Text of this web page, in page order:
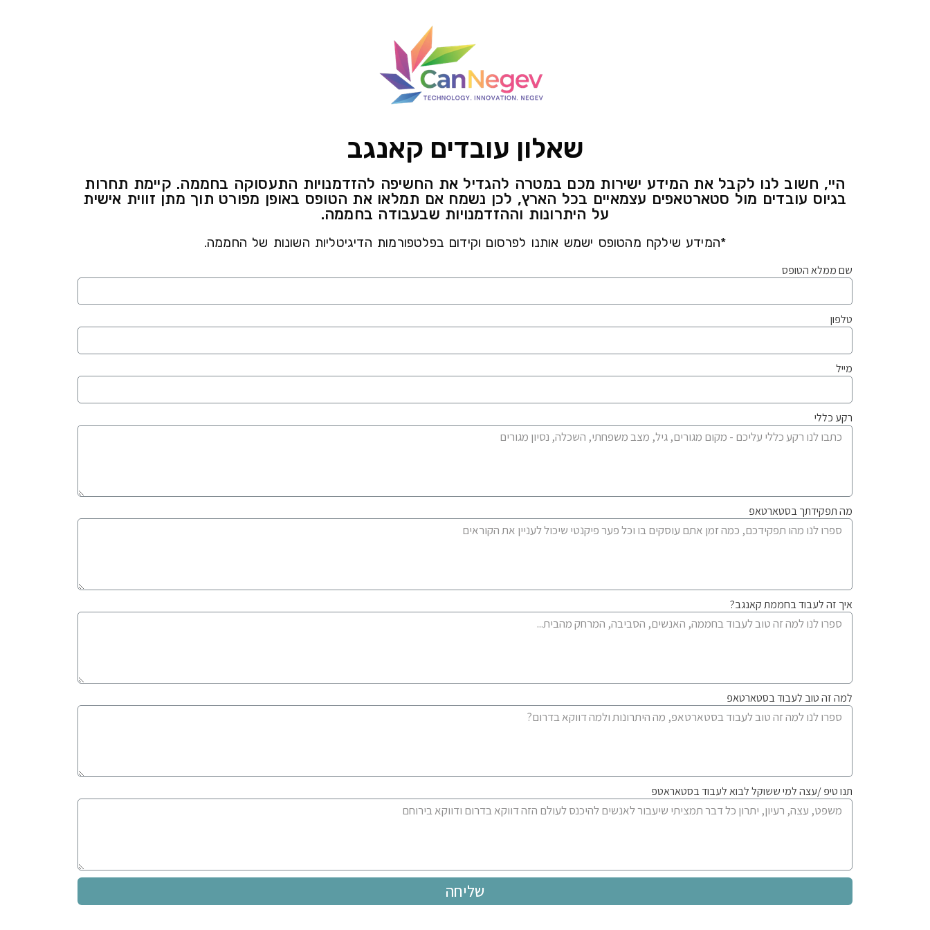
שאלון עובדים קאנגב
היי, חשוב לנו לקבל את המידע ישירות מכם במטרה להגדיל את החשיפה להזדמנויות התעסוקה בחממה. קיימת תחרות
בגיוס עובדים מול סטארטאפים עצמאיים בכל הארץ, לכן נשמח אם תמלאו את הטופס באופן מפורט תוך מתן זווית אישית
על היתרונות וההזדמנויות שבעבודה בחממה.
*המידע שילקח מהטופס ישמש אותנו לפרסום וקידום בפלטפורמות הדיגיטליות השונות של החממה.
שם ממלא הטופס
טלפון
מייל
רקע כללי
מה תפקידתך בסטארטאפ
איך זה לעבוד בחממת קאנגב?
למה זה טוב לעבוד בסטארטאפ
תנו טיפ /עצה למי ששוקל לבוא לעבוד בסטאראטפ
שליחה